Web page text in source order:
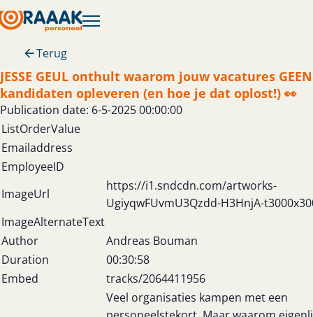
Terug
JESSE GEUL onthult waarom jouw vacatures GEEN
kandidaten opleveren (en hoe je dat oplost!) 👀
Publication date: 6-5-2025 00:00:00
ListOrderValue
Emailaddress
EmployeeID
ImageUrl
https://i1.sndcdn.com/artworks-
UgiyqwFUvmU3Qzdd-H3HnjA-
ImageAlternateText
Author
Andreas Bouman
Duration
00:30:58
Embed
tracks/2064411956
Veel organisaties kampen met een